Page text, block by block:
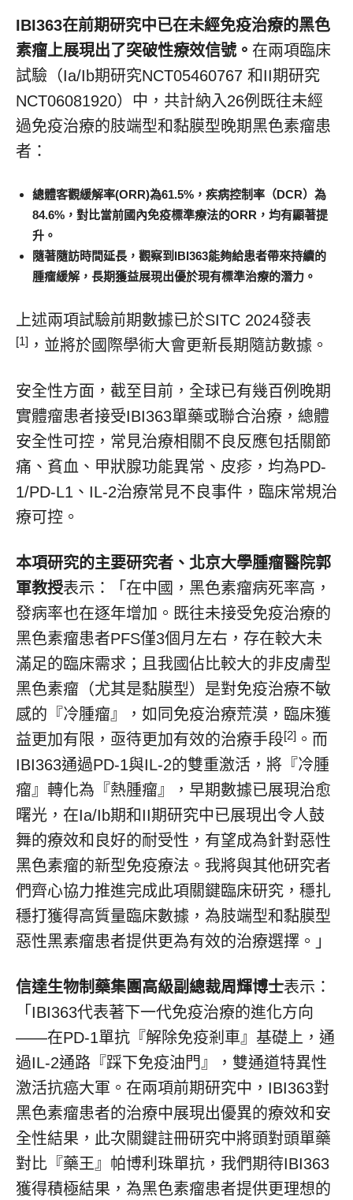
IBI363在前期研究中已在未經免疫治療的黑色
素瘤上展現出了突破性療效信號。 在兩項臨床
試驗（Ia/Ib期研究NCT05460767 和II期研究
NCT06081920）中，共計納入26例既往未經
過免疫治療的肢端型和黏膜型晚期黑色素瘤患
者：
總體客觀緩解率(ORR)為61.5%，疾病控制率（DCR）為
84.6%，對比當前國內免疫標準療法的ORR，均有顯著提
升。
隨著隨訪時間延長，觀察到 IBI363能夠給患者帶來持續的
腫瘤緩解，長期獲益展現出優於現有標準治療的潛力。
上述兩項試驗前期數據已於SITC 2024發表
[1] ，並將於國際學術大會更新長期隨訪數據。
安全性方面，截至目前，全球已有幾百例晚期
實體瘤患者接受IBI363單藥或聯合治療，總體
安全性可控，常見治療相關不良反應包括關節
痛、貧血、甲狀腺功能異常、皮疹，均為PD-
1/PD-L1、IL-2治療常見不良事件，臨床常規治
療可控。
本項研究的主要研究者、北京大學腫瘤醫院郭
軍教授表示：「在中國，黑色素瘤病死率高，
發病率也在逐年增加。既往未接受免疫治療的
黑色素瘤患者PFS僅3個月左右，存在較大未
滿足的臨床需求；且我國佔比較大的非皮膚型
黑色素瘤（尤其是黏膜型）是對免疫治療不敏
感的『冷腫瘤』，如同免疫治療荒漠，臨床獲
益更加有限，亟待更加有效的治療手段[2] 。而
IBI363通過PD-1與IL-2的雙重激活，將『冷腫
瘤』轉化為『熱腫瘤』，早期數據已展現治愈
曙光，在Ia/Ib期和II期研究中已展現出令人鼓
舞的療效和良好的耐受性，有望成為針對惡性
黑色素瘤的新型免疫療法。我將與其他研究者
們齊心協力推進完成此項關鍵臨床研究，穩扎
穩打獲得高質量臨床數據，為肢端型和黏膜型
惡性黑素瘤患者提供更為有效的治療選擇。」
信達生物制藥集團高級副總裁周輝博士表示：
「IBI363代表著下一代免疫治療的進化方向
——在PD-1單抗『解除免疫剎車』基礎上，通
過IL-2通路『踩下免疫油門』，雙通道特異性
激活抗癌大軍。在兩項前期研究中，IBI363對
黑色素瘤患者的治療中展現出優異的療效和安
全性結果，此次關鍵註冊研究中將頭對頭單藥
對比『藥王』帕博利珠單抗，我們期待IBI363
獲得積極結果，為黑色素瘤患者提供更理想的